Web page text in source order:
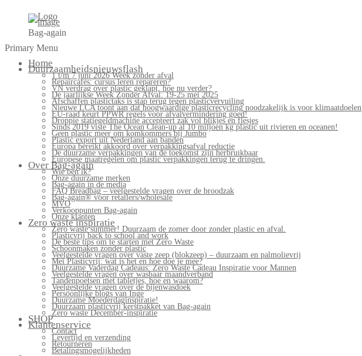
Bag-again
Primary Menu
Home
Duurzaamheidsnieuwsflash
1 t/m 7 juni 2026 Week zonder afval
Repaircafés: cursus leren repareren?
VN verdrag over plastic geklapt, hoe nu verder?
De jaarlijkse Week Zonder Afval: 19-25 mei 2025
Afschaffen plastictaks is stap terug tegen plasticvervuiling
Nieuwe LCA toont aan dat hoogwaardige plasticrecycling noodzakelijk is voor klimaatdoelen
EU-raad keurt PPWR regels voor afvalvermindering goed!
Droppie statiegeldmachine accepteert zak vol blikjes en flesjes
Sinds 2019 viste The Ocean Clean-up al 10 miljoen kg plastic uit rivieren en oceanen!
Geen plastic meer om komkommers bij Jumbo
Plastic export uit Nederland aan banden
Europa bereikt akkoord over verpakkingsafval reductie
De duurzame verpakkingen van de toekomst zijn herbruikbaar
Europese maatregelen om plastic verpakkingen terug te dringen.
Over Bag-again
Wie ben ik?
Onze duurzame merken
Bag-again in de media
FAQ Breadbag – veelgestelde vragen over de broodzak
Bag-again® voor retailers/wholesale
MVO
Verkooppunten Bag-again
Onze klanten
Zero waste inspiratie
Zero waste summer! Duurzaam de zomer door zonder plastic en afval.
Plasticvrij back to school and work
De beste tips om te starten met Zero Waste
Schoonmaken zonder plastic
Veelgestelde vragen over vaste zeep (blokzeep) – duurzaam en palmolievrij
Mei Plasticvrij: wat is het en hoe doe je mee?
Duurzame Vaderdag Cadeaus: Zero Waste Cadeau Inspiratie voor Mannen
Veelgestelde vragen over wasbaar maandverband
Tandenpoetsen met tabletjes, hoe en waarom?
Veelgestelde vragen over de bijenwasdoek
Persoonlijke blogs van Inge
Duurzame Moederdaginspiratie!
Duurzaam plasticvrij kerstpakket van Bag-again
Zero waste December-inspiratie
SHOP
Klantenservice
Contact
Levertijd en verzending
Retourneren
Betalingsmogelijkheden